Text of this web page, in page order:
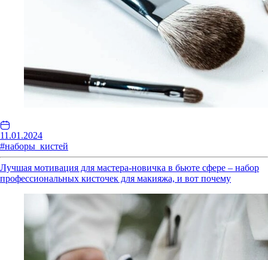
11.01.2024
#наборы_кистей
Лучшая мотивация для мастера-новичка в бьюте сфере – набор
профессиональных кисточек для макияжа, и вот почему